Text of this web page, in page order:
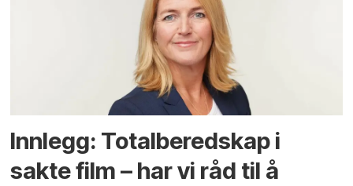
Innlegg: Totalberedskap i
sakte film – har vi råd til å